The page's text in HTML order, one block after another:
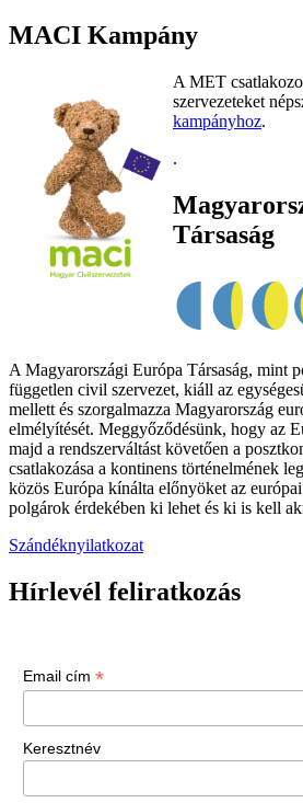
MACI Kampány
A MET
szervezeteket
kampányhoz.
.
Társaság
A Magyarországi Európa Társaság, mint
független civil szervezet, kiáll az
mellett és szorgalmazza Magyarország
elmélyítését. Meggyőződésünk, hogy az
majd a rendszerváltást követően a
csatlakozása a kontinens történelmének
közös Európa kínálta előnyöket az
polgárok érdekében ki lehet és ki is kell
Szándéknyilatkozat
Hírlevél feliratkozás
Email cím *
Keresztnév